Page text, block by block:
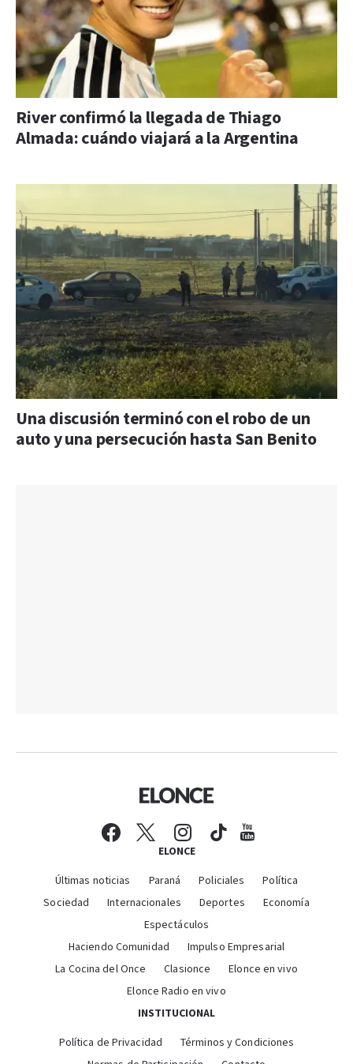
River confirmó la llegada de Thiago
Almada: cuándo viajará a la Argentina
Una discusión terminó con el robo de un
auto y una persecución hasta San Benito
ELONCE
Últimas noticias Paraná Policiales
Política
Sociedad
Internacionales Deportes
Economía
Espectáculos
Haciendo Comunidad
Impulso Empresarial
La Cocina del Once
Clasionce
Elonce en vivo
Elonce Radio en vivo
INSTITUCIONAL
Política de Privacidad
Términos y Condiciones